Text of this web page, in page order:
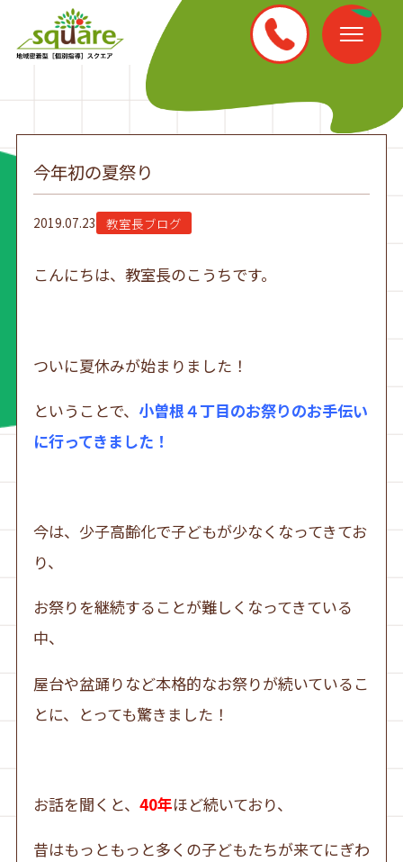
今年初の夏祭り
2019.07.23 教室長ブログ
こんにちは、教室長のこうちです。
ついに夏休みが始まりました！
ということで、 小曽根４丁目のお祭りのお手伝い
に行ってきました！
今は、少子高齢化で子どもが少なくなってきてお
り、
お祭りを継続することが難しくなってきている
中、
屋台や盆踊りなど本格的なお祭りが続いているこ
とに、とっても驚きました！
お話を聞くと、 40年ほど続いており、
昔はもっともっと多くの子どもたちが来てにぎわ